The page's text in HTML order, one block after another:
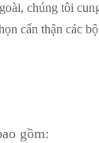
chúng tôi
cẩn thận các
gồm: